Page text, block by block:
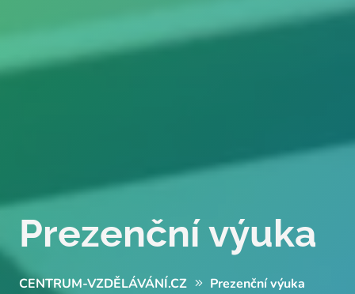
Prezenční výuka
CENTRUM-VZDĚLÁVÁNÍ.CZ Prezenční výuka